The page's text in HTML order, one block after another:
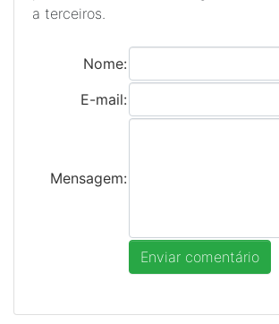
a terceiros.
Nome:
E-mail:
Mensagem: